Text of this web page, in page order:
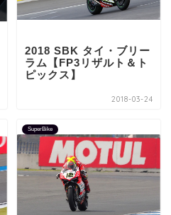
2018 SBK タイ・ブリー
ラム【FP3リザルト＆ト
ピックス】
2018-03-24
SuperBike